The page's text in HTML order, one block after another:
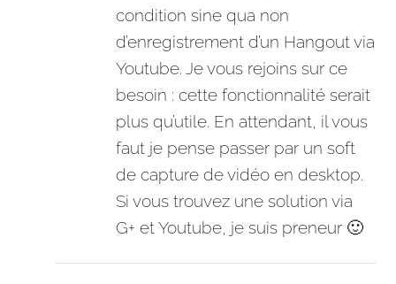
condition sine qua non
d’enregistrement d’un Hangout via
Youtube. Je vous rejoins sur ce
besoin : cette fonctionnalité serait
plus qu’utile. En attendant, il vous
faut je pense passer par un soft
de capture de vidéo en desktop.
Si vous trouvez une solution via
G+ et Youtube, je suis preneur 🙂